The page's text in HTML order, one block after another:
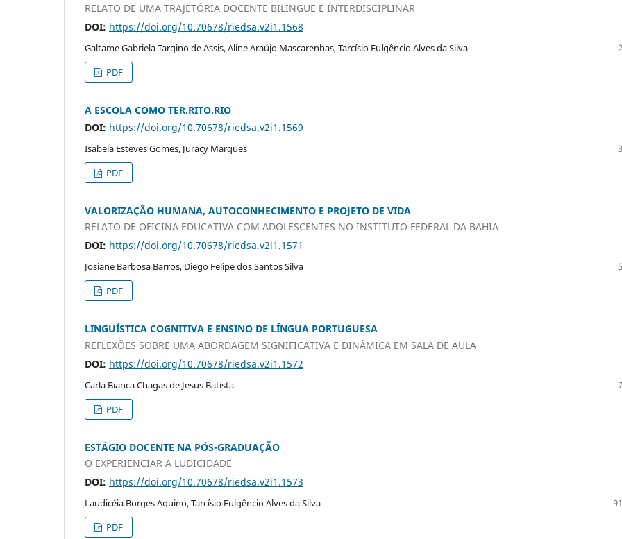
RELATO DE UMA TRAJETÓRIA DOCENTE BILÍNGUE E INTERDISCIPLINAR
DOI: https://doi.org/10.70678/riedsa.v2i1.1568
Galtame Gabriela Targino de Assis, Aline Araújo Mascarenhas, Tarcísio Fulgêncio Alves da Silva
PDF
A ESCOLA COMO TER.RITO.RIO
DOI: https://doi.org/10.70678/riedsa.v2i1.1569
Isabela Esteves Gomes, Juracy Marques
PDF
VALORIZAÇÃO HUMANA, AUTOCONHECIMENTO E PROJETO DE VIDA
RELATO DE OFICINA EDUCATIVA COM ADOLESCENTES NO INSTITUTO FEDERAL DA BAHIA
DOI: https://doi.org/10.70678/riedsa.v2i1.1571
Josiane Barbosa Barros, Diego Felipe dos Santos Silva
PDF
LINGUÍSTICA COGNITIVA E ENSINO DE LÍNGUA PORTUGUESA
REFLEXÕES SOBRE UMA ABORDAGEM SIGNIFICATIVA E DINÂMICA EM SALA DE AULA
DOI: https://doi.org/10.70678/riedsa.v2i1.1572
Carla Bianca Chagas de Jesus Batista
PDF
ESTÁGIO DOCENTE NA PÓS-GRADUAÇÃO
O EXPERIENCIAR A LUDICIDADE
DOI: https://doi.org/10.70678/riedsa.v2i1.1573
Laudicéia Borges Aquino, Tarcísio Fulgêncio Alves da Silva
PDF